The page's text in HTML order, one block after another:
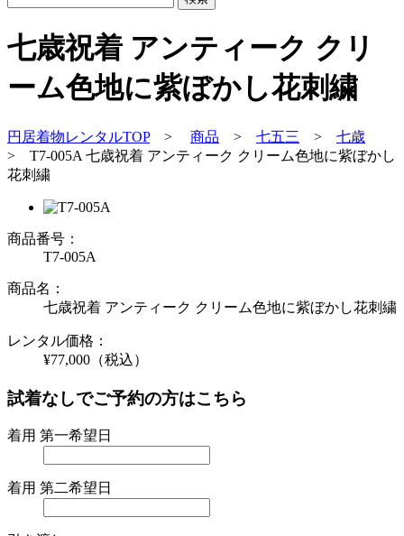
七歳祝着 アンティーク クリ
ーム色地に紫ぼかし花刺繍
円居着物レンタルTOP> 商品 > 七五三 > 七歳
> T7-005A 七歳祝着 アンティーク クリーム色地に紫ぼかし
花刺繍
商品番号：
T7-005A
商品名：
七歳祝着 アンティーク クリーム色地に紫ぼかし花刺繍
レンタル価格：
¥77,000 （税込）
試着なしでご予約の方はこちら
着用 第一希望日
着用 第二希望日